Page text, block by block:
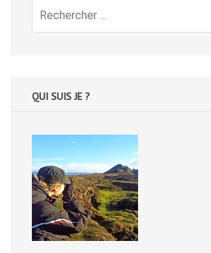
Recherche
pour
QUI SUIS JE ?